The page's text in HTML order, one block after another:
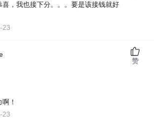
喜，我也接下分。。。要是该接钱就好
23
！
23
赞